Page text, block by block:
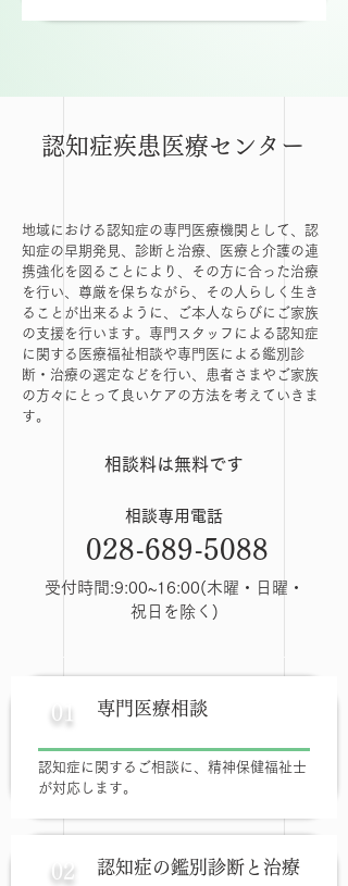
認知症疾患医療センター
地域における認知症の専門医療機関として、認
知症の早期発見、診断と治療、医療と介護の連
携強化を図ることにより、その方に合った治療
を行い、尊厳を保ちながら、その人らしく生き
ることが出来るように、ご本人ならびにご家族
の支援を行います。専門スタッフによる認知症
に関する医療福祉相談や専門医による鑑別診
断・治療の選定などを行い、患者さまやご家族
の方々にとって良いケアの方法を考えていきま
す。
​相談料は無料です
相談専用電話
028-689-5088
受付時間:9:00~16:00(木曜・日曜・
祝日を除く)
01 専門医療相談
認知症に関するご相談に、精神保健福祉士
が対応します。
02 認知症の鑑別診断と治療